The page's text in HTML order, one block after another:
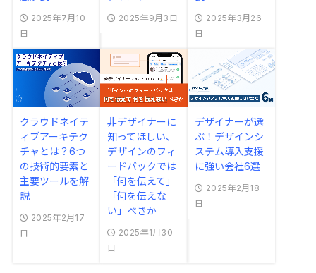
2025年7月10
日
2025年9月3日
2025年3月26
日
クラウドネイテ
ィブアーキテク
チャとは？6つ
の技術的要素と
主要ツールを解
説
2025年2月17
日
非デザイナーに
知ってほしい、
デザインのフィ
ードバックでは
「何を伝えて」
「何を伝えな
い」べきか
2025年1月30
日
デザイナーが選
ぶ！デザインシ
ステム導入支援
に強い会社6選
2025年2月18
日